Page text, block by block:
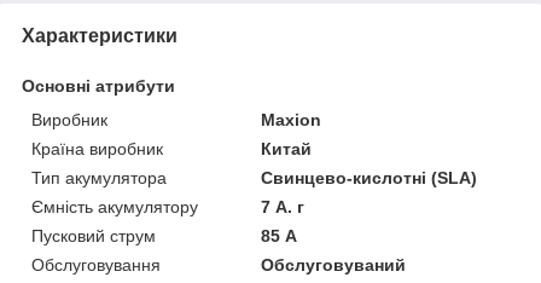
Характеристики
Основні атрибути
Виробник
Maxion
Країна виробник
Китай
Тип акумулятора
Свинцево-кислотні (SLA)
Ємність акумулятору
7 А. г
Пусковий струм
85 А
Обслуговування
Обслуговуваний